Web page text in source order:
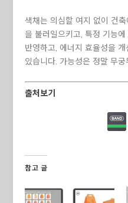
색채는 의심할 여지 없이 건
을 불러일으키고, 특정 기능
반영하고, 에너지 효율성을 개
있습니다. 가능성은 정말 무궁
출처보기
참고 글